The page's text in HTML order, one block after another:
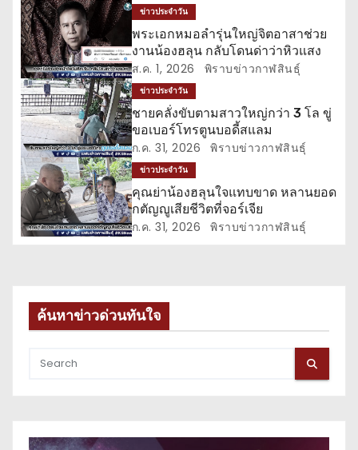
ว
เ
รื่
อ
ง
ข่าวประจำวัน
พระเอกหมอลำรุ่นใหญ่จิตอาสาช่วย
งานน้องฮลุน กลับโดนด่าว่าหิวแสง
ส.ค. 1, 2026 พิราบข่าวกาฬสินธุ์
ข่าวประจำวัน
ชายคลั่งขับตามสาวใหญ่กว่า 3 โล ขู่
ขอเบอร์โทรตูนบอดี้สแลม
ก.ค. 31, 2026 พิราบข่าวกาฬสินธุ์
ข่าวประจำวัน
คุณย่าน้องฮลุนใจแทบขาด หลานยอด
กตัญญูเสียชีวิตที่จอร์เจีย
ก.ค. 31, 2026 พิราบข่าวกาฬสินธุ์
ค้นหาข่าวด่วนทันใจ